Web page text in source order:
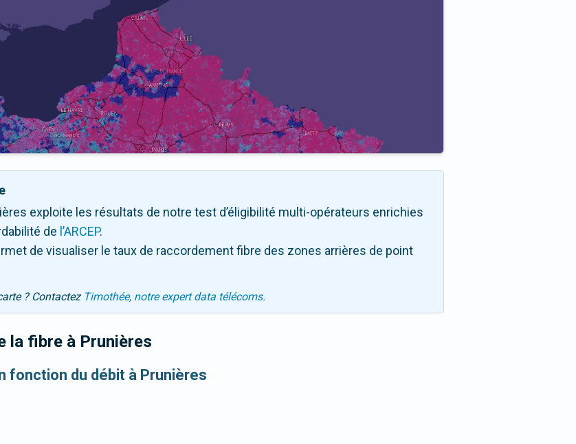
exploite les résultats de notre test d’éligibilité multi-opérateurs enrichies
de l’ARCEP.
de visualiser le taux de raccordement fibre des zones arrières de point
? Contactez Timothée, notre expert data télécoms.
la fibre à Prunières
fonction du débit à Prunières